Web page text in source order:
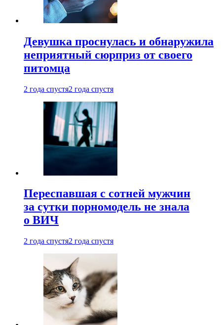
Девушка проснулась и обнаружила
неприятный сюрприз от своего
питомца
2 года спустя2 года спустя
Переспавшая с сотней мужчин
за сутки порномодель не знала
о ВИЧ
2 года спустя2 года спустя